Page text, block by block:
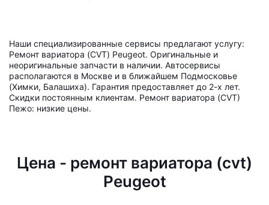
Наши специализированные сервисы предлагают услугу:
Ремонт вариатора (CVT) Peugeot. Оригинальные и
неоригинальные запчасти в наличии. Автосервисы
располагаются в Москве и в ближайшем Подмосковье
(Химки, Балашиха). Гарантия предоставляет до 2-х лет.
Скидки постоянным клиентам. Ремонт вариатора (CVT)
Пежо: низкие цены.
Цена - ремонт вариатора (cvt)
Peugeot